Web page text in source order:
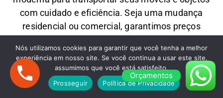
comcuidado e eficiência. Seja uma mudança
residencial ou comercial , garantimos preços
orçamento e mude com tranquilidade!
Mudanças Comerciais: Organização e
Eficiência para Seu Negócio
Orçamentos
Nós utilizamos cookies para garantir que você tenha a melhor
experiência em nosso site. Se você continua a usar este site,
assumimos que você está satisfeito.
Prosseguir
Política de Privacidade